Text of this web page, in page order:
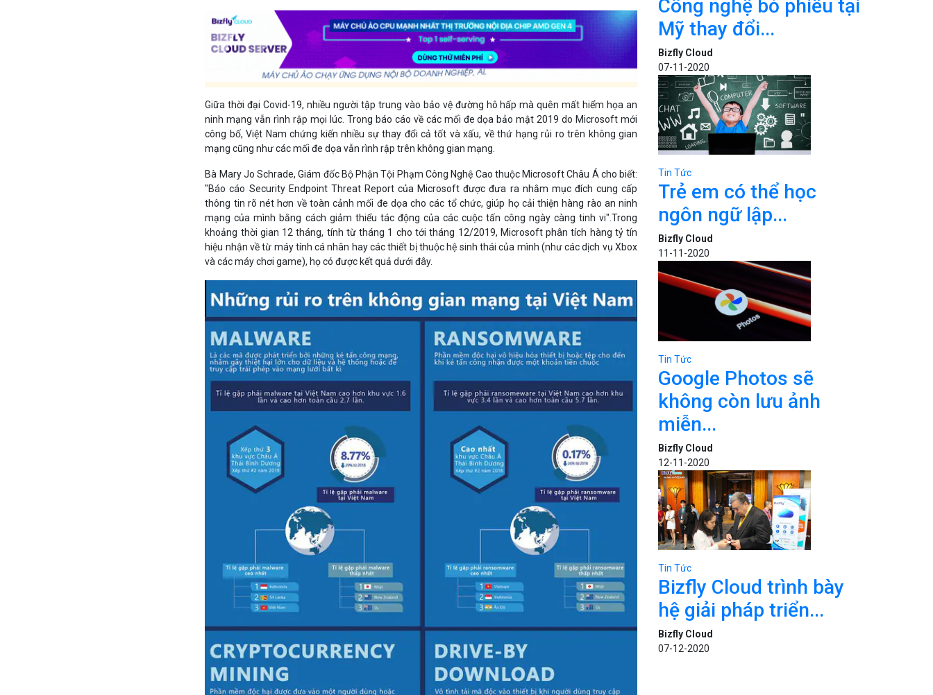
Giữa thời đại Covid-19, nhiều người tập trung vào bảo vệ đường hô hấp mà quên mất hiểm họa an
ninh mạng vẫn rình rập mọi lúc. Trong báo cáo về các mối đe dọa bảo mật 2019 do Microsoft mới
công bố, Việt Nam chứng kiến nhiều sự thay đổi cả tốt và xấu, về thứ hạng rủi ro trên không gian
mạng cũng như các mối đe dọa vẫn rình rập trên không gian mạng.
Bà Mary Jo Schrade, Giám đốc Bộ Phận Tội Phạm Công Nghệ Cao thuộc Microsoft Châu Á cho biết:
"Báo cáo Security Endpoint Threat Report của Microsoft được đưa ra nhằm mục đích cung cấp
thông tin rõ nét hơn về toàn cảnh mối đe dọa cho các tổ chức, giúp họ cải thiện hàng rào an ninh
mạng của mình bằng cách giảm thiểu tác động của các cuộc tấn công ngày càng tinh vi".Trong
khoảng thời gian 12 tháng, tính từ tháng 1 cho tới tháng 12/2019, Microsoft phân tích hàng tỷ tín
hiệu nhận về từ máy tính cá nhân hay các thiết bị thuộc hệ sinh thái của mình (như các dịch vụ Xbox
và các máy chơi game), họ có được kết quả dưới đây.
Công nghệ bỏ phiếu tại
Mỹ thay đổi...
Bizfly Cloud
07-11-2020
Tin Tức
Trẻ em có thể học
ngôn ngữ lập...
Bizfly Cloud
11-11-2020
Tin Tức
Google Photos sẽ
không còn lưu ảnh
miễn...
Bizfly Cloud
12-11-2020
Tin Tức
Bizfly Cloud trình bày
hệ giải pháp triển...
Bizfly Cloud
07-12-2020